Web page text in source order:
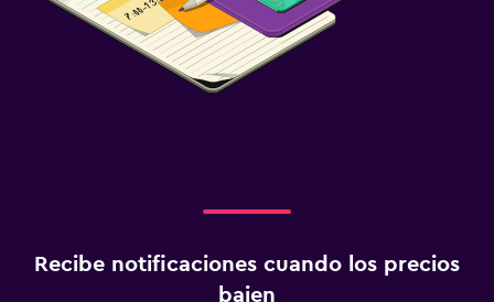
Botiquín de primeros auxilios
Servicios y facilidades
Recibe notificaciones cuando los precios
bajen